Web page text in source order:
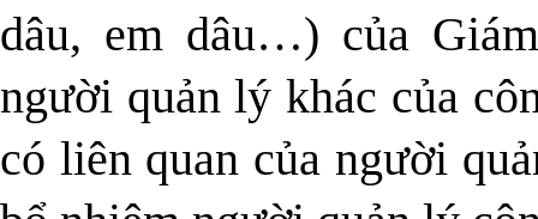
dâu, em dâu…) của
người quản lý khác của
có liên quan của người